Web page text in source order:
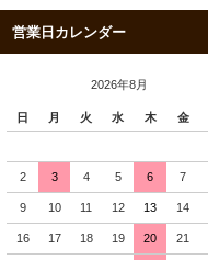
営業日カレンダー
2026年8月
日 月 火 水 木 金
2 3 4 5 6 7
9 10 11 12 13 14
16 17 18 19 20 21